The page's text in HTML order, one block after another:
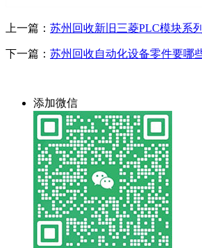
上一篇： 苏州回收新旧三菱PLC模块系
下一篇： 苏州回收自动化设备零件要哪
添加微信